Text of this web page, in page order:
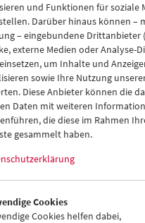
von Robert
18. Oktober 2006
gemeinsam mit der
und kenntnisreichsten
Gitt.
Oktober 2006 - Robert Gitt
und Funktionen für soziale
Darüber hinaus können –
– eingebundene Drittanbieter
externe Medien oder Analyse-
um Inhalte und
sowie Ihre Nutzung
Diese Anbieter können die
Daten mit weiteren
die diese im Rahmen
gesammelt haben.
Cookies
Cookies helfen dabei,